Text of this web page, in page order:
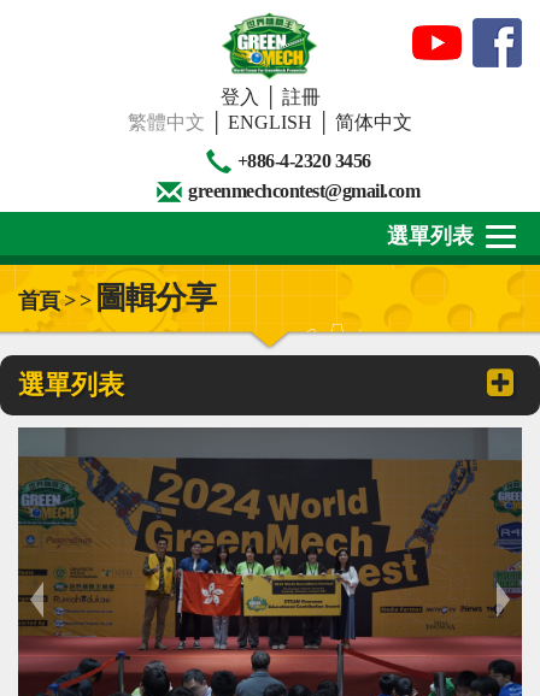
登入
註冊
繁體中文
ENGLISH
简体中文
+886-4-2320 3456
greenmechcontest@gmail.com
關於我們
下載專區
精彩回顧
心得分享
Q&A專區
友情連結
選單列表
首頁 > > 圖輯分享
選單列表